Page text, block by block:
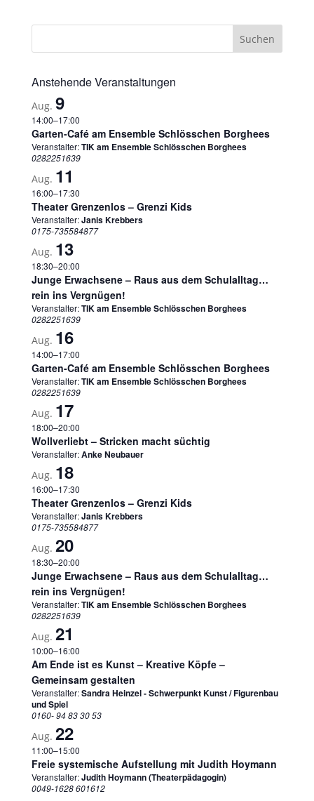
Anstehende Veranstaltungen
Aug. 9
14:00–17:00
Garten-Café am Ensemble Schlösschen Borghees
Veranstalter:TIK am Ensemble Schlösschen Borghees
0282251639
Aug. 11
16:00–17:30
Theater Grenzenlos – Grenzi Kids
Veranstalter:Janis Krebbers
0175-735584877
Aug. 13
18:30–20:00
Junge Erwachsene – Raus aus dem Schulalltag…
rein ins Vergnügen!
Veranstalter:TIK am Ensemble Schlösschen Borghees
0282251639
Aug. 16
14:00–17:00
Garten-Café am Ensemble Schlösschen Borghees
Veranstalter:TIK am Ensemble Schlösschen Borghees
0282251639
Aug. 17
18:00–20:00
Wollverliebt – Stricken macht süchtig
Veranstalter:Anke Neubauer
Aug. 18
16:00–17:30
Theater Grenzenlos – Grenzi Kids
Veranstalter:Janis Krebbers
0175-735584877
Aug. 20
18:30–20:00
Junge Erwachsene – Raus aus dem Schulalltag…
rein ins Vergnügen!
Veranstalter:TIK am Ensemble Schlösschen Borghees
0282251639
Aug. 21
10:00–16:00
Am Ende ist es Kunst – Kreative Köpfe –
Gemeinsam gestalten
Veranstalter:Sandra Heinzel - Schwerpunkt Kunst / Figurenbau
und Spiel
0160- 94 83 30 53
Aug. 22
11:00–15:00
Freie systemische Aufstellung mit Judith Hoymann
Veranstalter:Judith Hoymann (Theaterpädagogin)
0049-1628 601612